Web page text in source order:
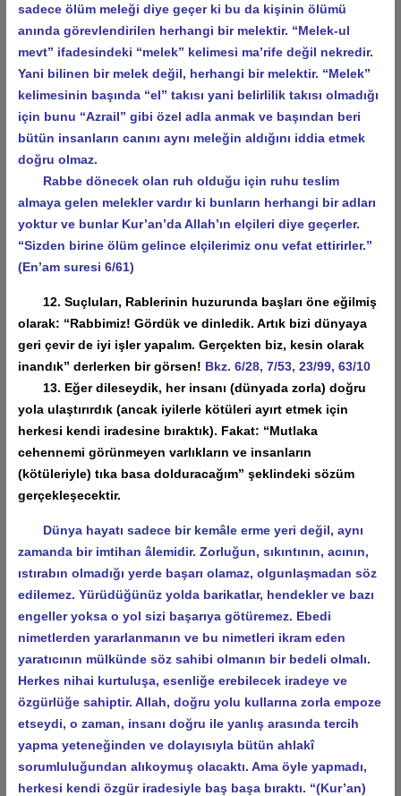
sadece ölüm meleği diye geçer ki bu da kişinin ölümü
anında görevlendirilen herhangi bir melektir. “Melek-ul
mevt” ifadesindeki “melek” kelimesi ma’rife değil nekredir.
Yani bilinen bir melek değil, herhangi bir melektir. “Melek”
kelimesinin başında “el” takısı yani belirlilik takısı olmadığı
için bunu “Azrail” gibi özel adla anmak ve başından beri
bütün insanların canını aynı meleğin aldığını iddia etmek
doğru olmaz.
Rabbe dönecek olan ruh olduğu için ruhu teslim
almaya gelen melekler vardır ki bunların herhangi bir adları
yoktur ve bunlar Kur’an’da Allah’ın elçileri diye geçerler.
“Sizden birine ölüm gelince elçilerimiz onu vefat ettirirler.”
(En’am suresi 6/61)
12. Suçluları, Rablerinin huzurunda başları öne eğilmiş
olarak: “Rabbimiz! Gördük ve dinledik. Artık bizi dünyaya
geri çevir de iyi işler yapalım. Gerçekten biz, kesin olarak
inandık” derlerken bir görsen! Bkz. 6/28, 7/53, 23/99, 63/10
13. Eğer dileseydik, her insanı (dünyada zorla) doğru
yola ulaştırırdık (ancak iyilerle kötüleri ayırt etmek için
herkesi kendi iradesine bıraktık). Fakat: “Mutlaka
cehennemi görünmeyen varlıkların ve insanların
(kötüleriyle) tıka basa dolduracağım” şeklindeki sözüm
gerçekleşecektir.
Dünya hayatı sadece bir kemâle erme yeri değil, aynı
zamanda bir imtihan âlemidir. Zorluğun, sıkıntının, acının,
ıstırabın olmadığı yerde başarı olamaz, olgunlaşmadan söz
edilemez. Yürüdüğünüz yolda barikatlar, hendekler ve bazı
engeller yoksa o yol sizi başarıya götüremez. Ebedi
nimetlerden yararlanmanın ve bu nimetleri ikram eden
yaratıcının mülkünde söz sahibi olmanın bir bedeli olmalı.
Herkes nihai kurtuluşa, esenliğe erebilecek iradeye ve
özgürlüğe sahiptir. Allah, doğru yolu kullarına zorla empoze
etseydi, o zaman, insanı doğru ile yanlış arasında tercih
yapma yeteneğinden ve dolayısıyla bütün ahlakî
sorumluluğundan alıkoymuş olacaktı. Ama öyle yapmadı,
herkesi kendi özgür iradesiyle baş başa bıraktı. “(Kur’an)